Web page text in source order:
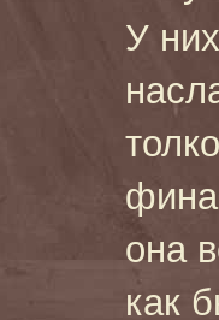
У
она
как